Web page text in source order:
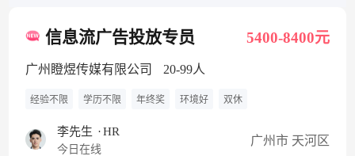
信息流广告投放专员 5400-8400元
广州瞪煜传媒有限公司 20-99人
经验不限 学历不限 年终奖 环境好 双休
李先生 ·HR
今日在线
广州市 天河区